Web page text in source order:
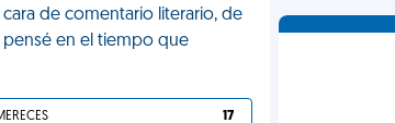
de comentario literario, de
en el tiempo que
17